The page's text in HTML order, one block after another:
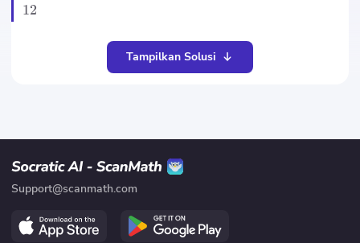
12
Tampilkan Solusi
Support@scanmath.com